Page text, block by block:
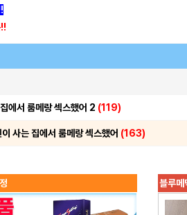
에서 룸메랑 섹스했어 2 (119)
이 사는 집에서 룸메랑 섹스했어 (163)
블루